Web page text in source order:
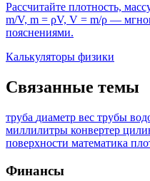
Рассчитайте плотность,
m/V, m = ρV, V = m/ρ —
пояснениями.
Калькуляторы физики
Связанные темы
труба диаметр вес трубы
миллилитры конвертер
поверхности математика
Финансы